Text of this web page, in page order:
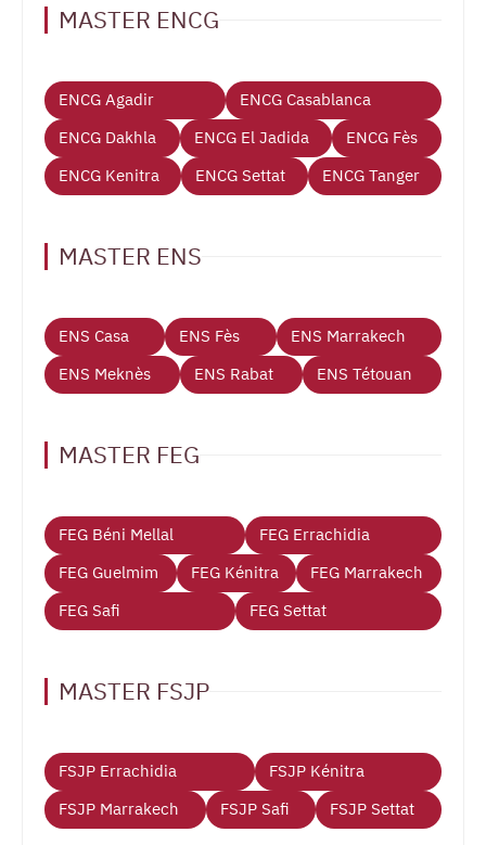
MASTER ENCG
ENCG Agadir
ENCG Casablanca
ENCG Dakhla
ENCG El Jadida
ENCG Fès
ENCG Kenitra
ENCG Settat ENCG Tanger
MASTER ENS
ENS Casa ENS Fès
ENS Marrakech
ENS Meknès
ENS Rabat ENS Tétouan
MASTER FEG
FEG Béni Mellal
FEG Errachidia
FEG Guelmim
FEG Kénitra
FEG Marrakech
FEG Safi
FEG Settat
MASTER FSJP
FSJP Errachidia
FSJP Kénitra
FSJP Marrakech
FSJP Safi FSJP Settat